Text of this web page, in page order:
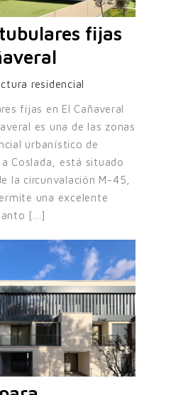
fijas
residencial
fijas en El Cañaveral
es una de las zonas
urbanístico de
a Coslada, está situado
la circunvalación M-45,
una excelente
[...]